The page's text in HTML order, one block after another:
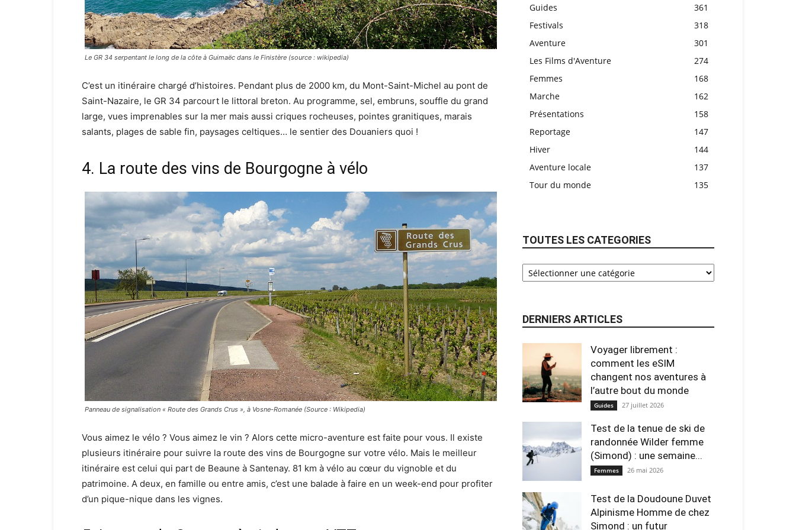
Le GR 34 serpentant le long de la côte à Guimaëc dans le Finistère (source : wikipedia)
C’est un itinéraire chargé d’histoires. Pendant plus de 2000 km, du Mont-Saint-Michel au pont de
Saint-Nazaire, le GR 34 parcourt le littoral breton. Au programme, sel, embruns, souffle du grand
large, vues imprenables sur la mer mais aussi criques rocheuses, pointes granitiques, marais
salants, plages de sable fin, paysages celtiques… le sentier des Douaniers quoi !
4. La route des vins de Bourgogne à vélo
Panneau de signalisation « Route des Grands Crus », à Vosne-Romanée (Source : Wikipedia)
Vous aimez le vélo ? Vous aimez le vin ? Alors cette micro-aventure est faite pour vous. Il existe
plusieurs itinéraire pour suivre la route des vins de Bourgogne sur votre vélo. Mais le meilleur
itinéraire est celui qui part de Beaune à Santenay. 81 km à vélo au cœur du vignoble et du
patrimoine. A deux, en famille ou entre amis, c’est une balade à faire en un week-end pour profiter
d’un pique-nique dans les vignes.
Guides
361
Festivals
318
Aventure
301
Les Films d'Aventure
274
Femmes
168
Marche
162
Présentations
158
Reportage
147
Hiver
144
Aventure locale
137
Tour du monde
135
TOUTES LES CATEGORIES
DERNIERS ARTICLES
Voyager librement :
comment les eSIM
changent nos aventures à
l’autre bout du monde
Guides 27 juillet 2026
Test de la tenue de ski de
randonnée Wilder femme
(Simond) : une semaine...
Femmes 26 mai 2026
Test de la Doudoune Duvet
Alpinisme Homme de chez
Simond : un futur